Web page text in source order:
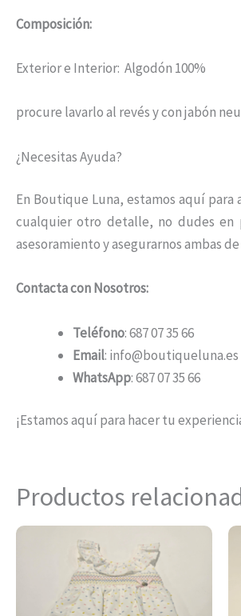
Composición:
Exterior e Interior: Algodón 100%
procure lavarlo al revés y con jabón
¿Necesitas Ayuda?
En Boutique Luna, estamos aquí
cualquier otro detalle, no dudes en
asesoramiento y asegurarnos ambas
Contacta con Nosotros:
Teléfono: 687 07 35 66
Email: info@boutiqueluna.es
WhatsApp: 687 07 35 66
¡Estamos aquí para hacer tu
Productos
Este